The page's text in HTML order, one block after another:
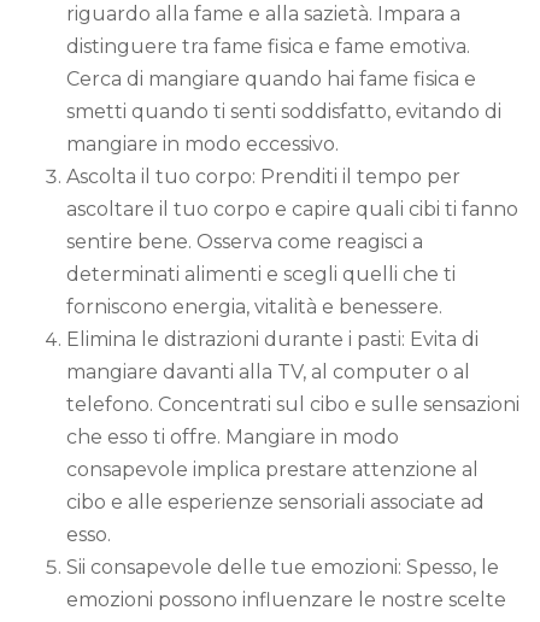
riguardo alla fame e alla sazietà. Impara a
distinguere tra fame fisica e fame emotiva.
Cerca di mangiare quando hai fame fisica e
smetti quando ti senti soddisfatto, evitando di
mangiare in modo eccessivo.
Ascolta il tuo corpo: Prenditi il tempo per
ascoltare il tuo corpo e capire quali cibi ti fanno
sentire bene. Osserva come reagisci a
determinati alimenti e scegli quelli che ti
forniscono energia, vitalità e benessere.
Elimina le distrazioni durante i pasti: Evita di
mangiare davanti alla TV, al computer o al
telefono. Concentrati sul cibo e sulle sensazioni
che esso ti offre. Mangiare in modo
consapevole implica prestare attenzione al
cibo e alle esperienze sensoriali associate ad
esso.
Sii consapevole delle tue emozioni: Spesso, le
emozioni possono influenzare le nostre scelte